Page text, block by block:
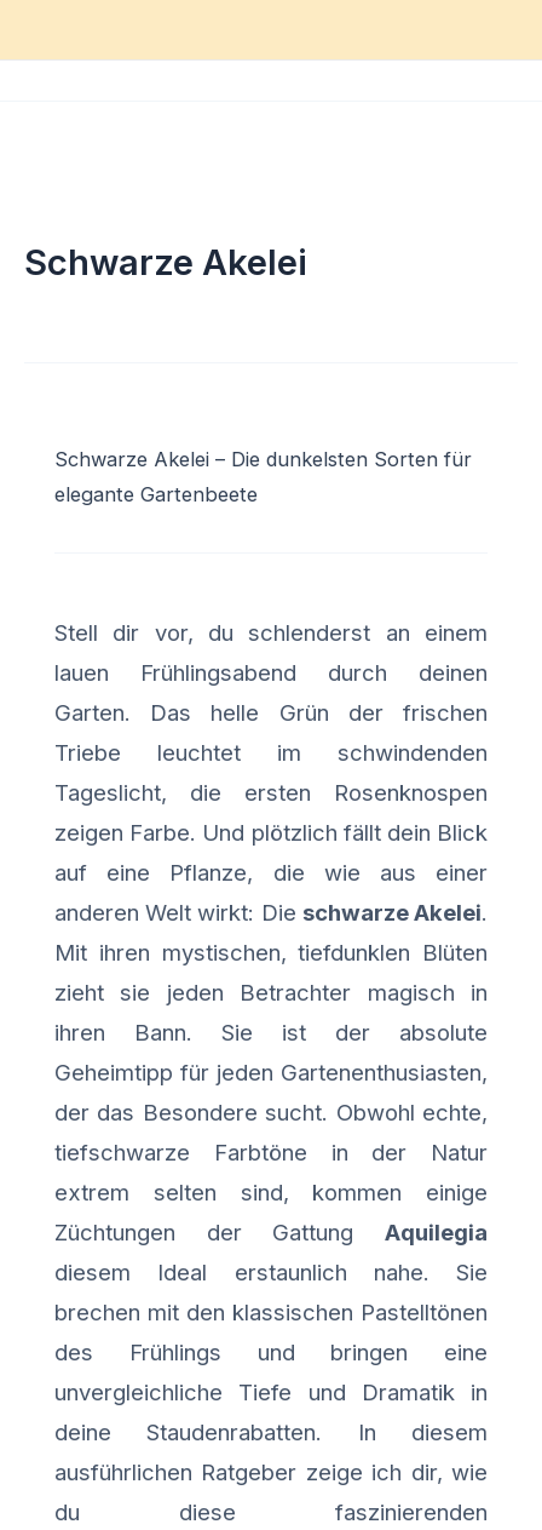
Schwarze Akelei
Schwarze Akelei – Die dunkelsten Sorten für
elegante Gartenbeete
Stell dir vor, du schlenderst an einem
lauen Frühlingsabend durch deinen
Garten. Das helle Grün der frischen
Triebe leuchtet im schwindenden
Tageslicht, die ersten Rosenknospen
zeigen Farbe. Und plötzlich fällt dein Blick
auf eine Pflanze, die wie aus einer
anderen Welt wirkt: Die schwarze Akelei.
Mit ihren mystischen, tiefdunklen Blüten
zieht sie jeden Betrachter magisch in
ihren Bann. Sie ist der absolute
Geheimtipp für jeden Gartenenthusiasten,
der das Besondere sucht. Obwohl echte,
tiefschwarze Farbtöne in der Natur
extrem selten sind, kommen einige
Züchtungen der GattungAquilegia
diesem Ideal erstaunlich nahe. Sie
brechen mit den klassischen Pastelltönen
des Frühlings und bringen eine
unvergleichliche Tiefe und Dramatik in
deine Staudenrabatten. In diesem
ausführlichen Ratgeber zeige ich dir, wie
du diese faszinierenden